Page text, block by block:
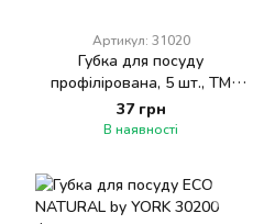
Артикул: 31020
Губка для посуду
профілірована, 5 шт., ТМ
York
37 грн
В наявності